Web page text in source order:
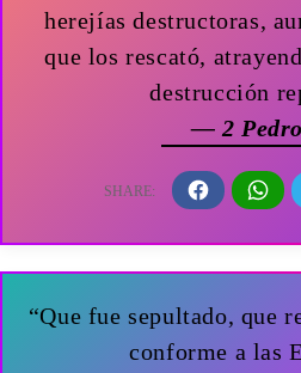
herejías destructoras,
que los rescató,
destrucción
— 2
“Que fue sepultado, que
conforme a las